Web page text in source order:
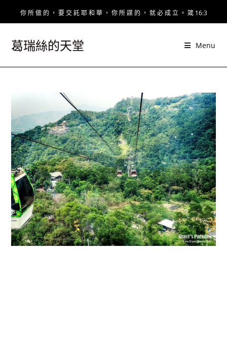
你 所 做 的 ， 要 交 託 耶 和 華 ， 你 所 謀 的 ， 就 必 成 立 。 箴 16:3
葛瑞絲的天堂 Menu